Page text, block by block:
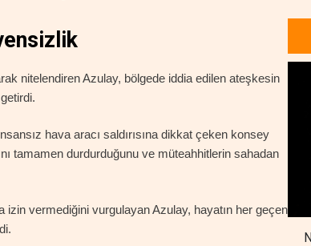
nitelendiren Azulay, bölgede iddia edilen ateşkesin
hava aracı saldırısına dikkat çeken konsey
tamamen durdurduğunu ve müteahhitlerin sahadan
vermediğini vurgulayan Azulay, hayatın her geçen